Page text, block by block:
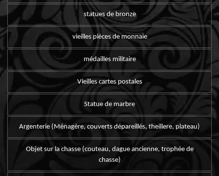
statues de bronze
vieilles pièces de monnaie
médailles militaire
Vieilles cartes postales
Statue de marbre
Argenterie (Ménagère, couverts dépareillés, theillere, plateau)
Objet sur la chasse (couteau, dague ancienne, trophée de
chasse)